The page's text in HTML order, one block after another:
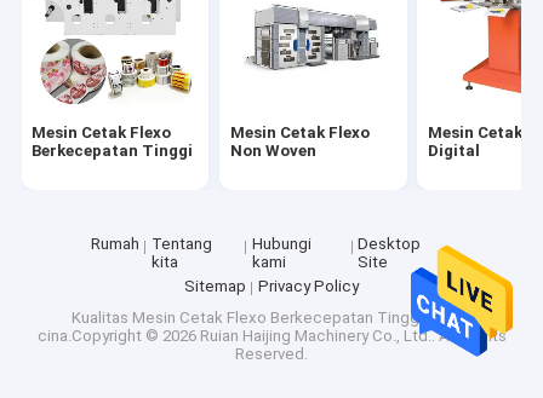
Mesin Cetak Flexo
Berkecepatan Tinggi
Mesin Cetak Flexo
Non Woven
Mesin Cetak
Digital
Rumah
Tentang
kita
Hubungi
kami
Desktop
Site
Sitemap
Privacy Policy
Kualitas Mesin Cetak Flexo Berkecepatan TinggiPabrik
cina.Copyright © 2026 Ruian Haijing Machinery Co., Ltd.. All Rights
Reserved.